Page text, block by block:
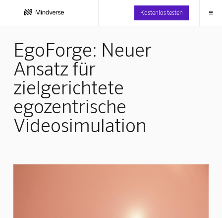
Kostenlos testen ≡
EgoForge: Neuer
Ansatz für
zielgerichtete
egozentrische
Videosimulation